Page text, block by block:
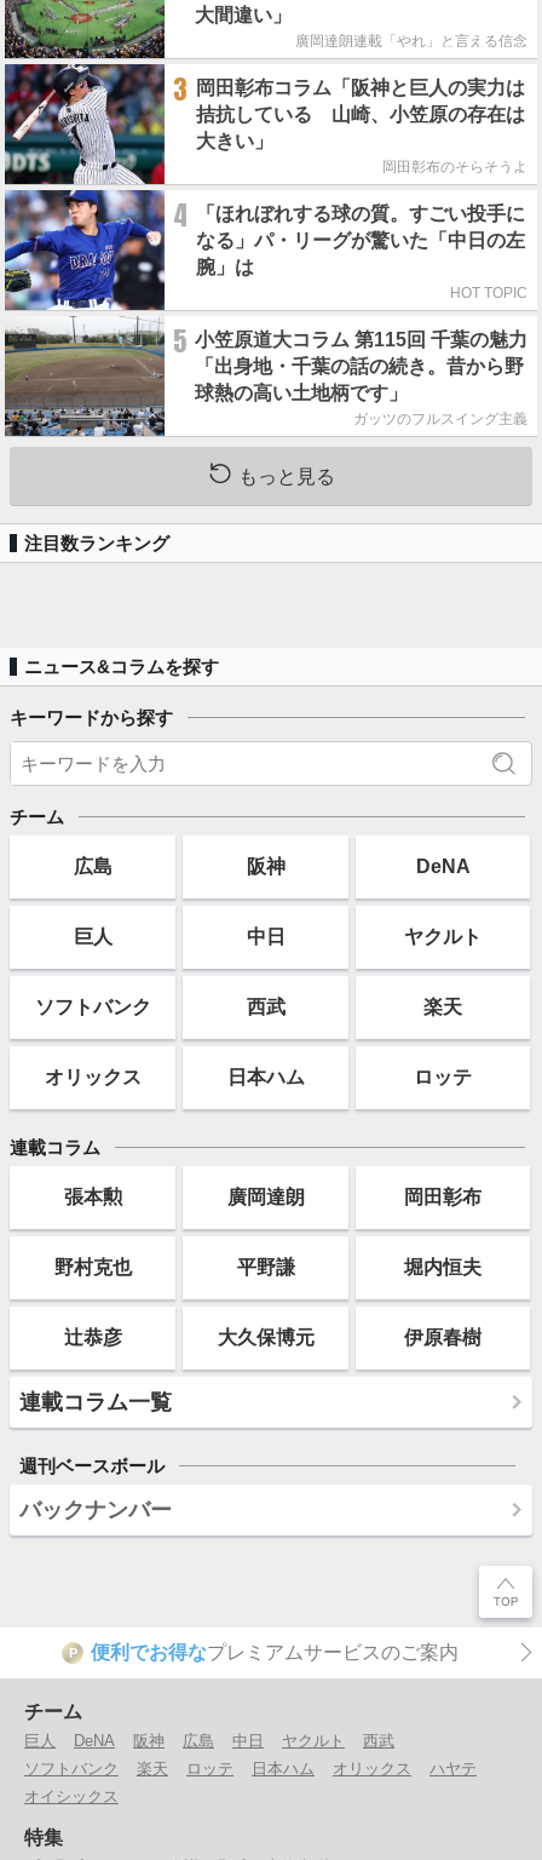
大間違い」
廣岡達朗連載「やれ」と言える信念
3
岡田彰布コラム「阪神と巨人の実力は
拮抗している 山崎、小笠原の存在は
大きい」
岡田彰布のそらそうよ
4
「ほれぼれする球の質。すごい投手に
なる」パ・リーグが驚いた「中日の左
腕」は
HOT TOPIC
5 小笠原道大コラム 第115回 千葉の魅力
「出身地・千葉の話の続き。昔から野
球熱の高い土地柄です」
ガッツのフルスイング主義
もっと見る
注目数ランキング
ニュース&コラムを探す
キーワードから探す
チーム
広島 阪神 DeNA
巨人 中日 ヤクルト
ソフトバンク 西武 楽天
オリックス 日本ハム ロッテ
連載コラム
張本勲 廣岡達朗 岡田彰布
野村克也 平野謙 堀内恒夫
辻恭彦 大久保博元 伊原春樹
連載コラム一覧
週刊ベースボール
バックナンバー
P 便利でお得なプレミアムサービスのご案内
チーム
巨人 DeNA 阪神 広島 中日 ヤクルト
西武
ソフトバンク
楽天 ロッテ 日本ハム オリックス
ハヤテ
オイシックス
特集